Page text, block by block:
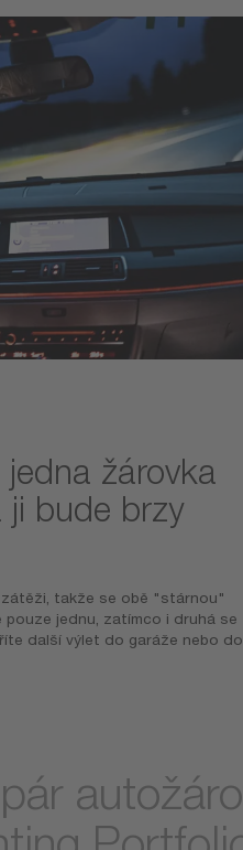
žárovka
ji bude brzy
takže se obě "stárnou"
jednu, zatímco i druhá se
další výlet do garáže nebo do